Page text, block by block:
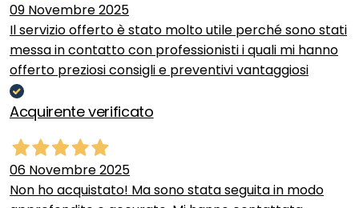
09 Novembre 2025
Il servizio offerto è stato molto utile perché sono stati
messa in contatto con professionisti i quali mi hanno
offerto preziosi consigli e preventivi vantaggiosi
Acquirente verificato
06 Novembre 2025
Non ho acquistato! Ma sono stata seguita in modo